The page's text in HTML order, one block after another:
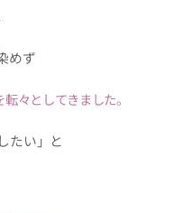
めず
々としてきました。
たい」と